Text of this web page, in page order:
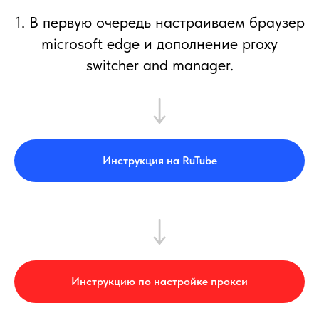
1. В первую очередь настраиваем браузер
microsoft edge и дополнение proxy
switcher and manager.
Инструкция на RuTube
Инструкцию по настройке прокси